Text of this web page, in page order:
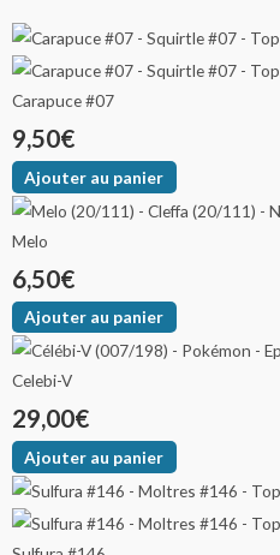
Carapuce #07
9,50€
Ajouter au panier
Melo
6,50€
Ajouter au panier
Celebi-V
29,00€
Ajouter au panier